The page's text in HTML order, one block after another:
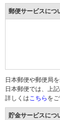
郵便サービスにつ
日本郵便や郵便局
日本郵便では、上
詳しくは こちらを
貯金サービスにつ